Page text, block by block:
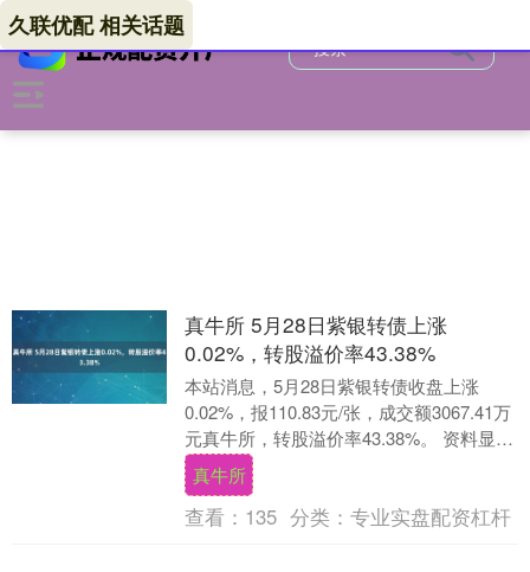
久联优配 相关话题
真牛所 5月28日紫银转债上涨
0.02%，转股溢价率43.38%
本站消息，5月28日紫银转债收盘上涨
0.02%，报110.83元/张，成交额3067.41万
元真牛所，转股溢价率43.38%。 资料显
示，紫银转债信用级别为“A....
真牛所
查看： 135 分类： 专业实盘配资杠杆